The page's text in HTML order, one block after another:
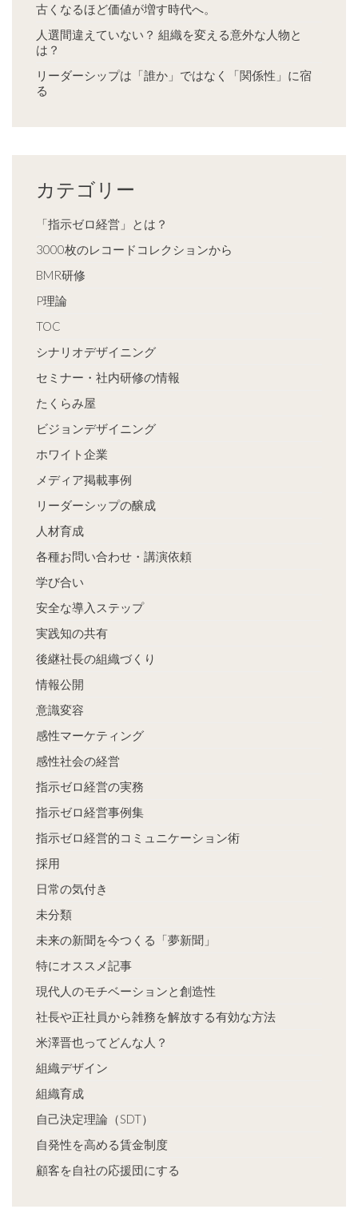
古くなるほど価値が増す時代へ。
人選間違えていない？ 組織を変える意外な人物と
は？
リーダーシップは「誰か」ではなく「関係性」に宿
る
カテゴリー
「指示ゼロ経営」とは？
3000枚のレコードコレクションから
BMR研修
P理論
TOC
シナリオデザイニング
セミナー・社内研修の情報
たくらみ屋
ビジョンデザイニング
ホワイト企業
メディア掲載事例
リーダーシップの醸成
人材育成
各種お問い合わせ・講演依頼
学び合い
安全な導入ステップ
実践知の共有
後継社長の組織づくり
情報公開
意識変容
感性マーケティング
感性社会の経営
指示ゼロ経営の実務
指示ゼロ経営事例集
指示ゼロ経営的コミュニケーション術
採用
日常の気付き
未分類
未来の新聞を今つくる「夢新聞」
特にオススメ記事
現代人のモチベーションと創造性
社長や正社員から雑務を解放する有効な方法
米澤晋也ってどんな人？
組織デザイン
組織育成
自己決定理論（SDT）
自発性を高める賃金制度
顧客を自社の応援団にする